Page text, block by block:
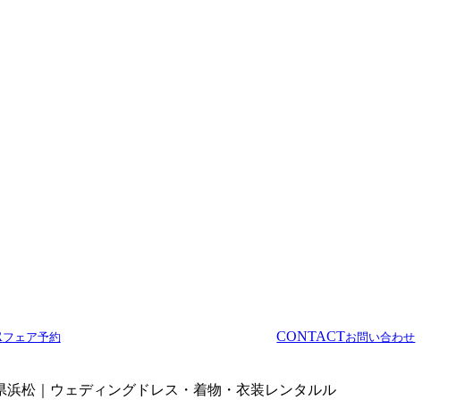
フェア予約 CONTACTお問い合わせ
松｜ウェディングドレス・着物・衣装レンタルル